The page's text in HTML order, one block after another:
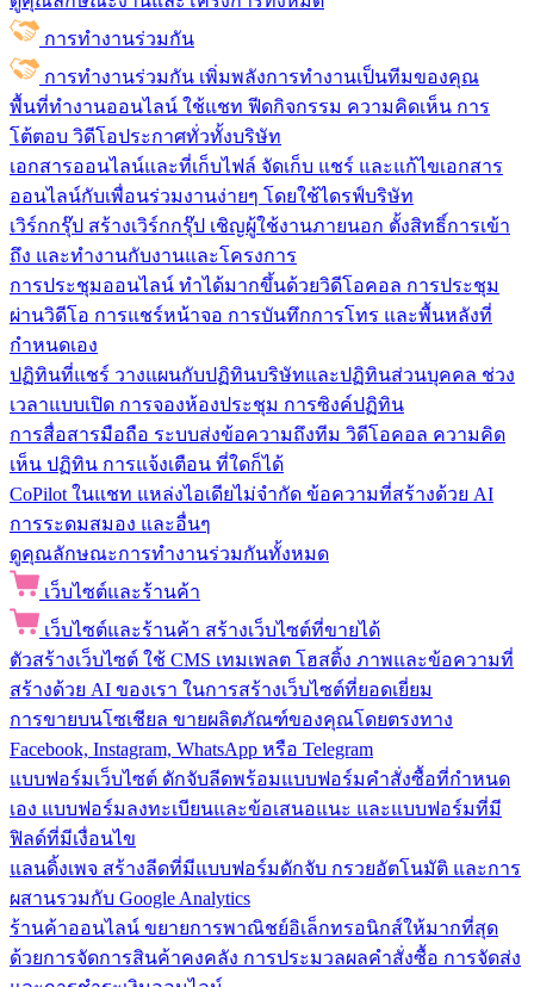
การทำงานร่วมกัน
การทำงานร่วมกัน เพิ่มพลังการทำงานเป็นทีมของคุณ
พื้นที่ทำงานออนไลน์ ใช้แชท ฟีดกิจกรรม ความคิดเห็น การ
โต้ตอบ วิดีโอประกาศทั่วทั้งบริษัท
เอกสารออนไลน์และที่เก็บไฟล์ จัดเก็บ แชร์ และแก้ไขเอกสาร
ออนไลน์กับเพื่อนร่วมงานง่ายๆ โดยใช้ไดรฟ์บริษัท
เวิร์กกรุ๊ป สร้างเวิร์กกรุ๊ป เชิญผู้ใช้งานภายนอก ตั้งสิทธิ์การเข้า
ถึง และทำงานกับงานและโครงการ
การประชุมออนไลน์ ทำได้มากขึ้นด้วยวิดีโอคอล การประชุม
ผ่านวิดีโอ การแชร์หน้าจอ การบันทึกการโทร และพื้นหลังที่
กำหนดเอง
ปฏิทินที่แชร์ วางแผนกับปฏิทินบริษัทและปฏิทินส่วนบุคคล ช่วง
เวลาแบบเปิด การจองห้องประชุม การซิงค์ปฏิทิน
การสื่อสารมือถือ ระบบส่งข้อความถึงทีม วิดีโอคอล ความคิด
เห็น ปฏิทิน การแจ้งเตือน ที่ใดก็ได้
CoPilot ในแชท แหล่งไอเดียไม่จำกัด ข้อความที่สร้างด้วย AI
การระดมสมอง และอื่นๆ
ดูคุณลักษณะการทำงานร่วมกันทั้งหมด
เว็บไซต์และร้านค้า
เว็บไซต์และร้านค้า สร้างเว็บไซต์ที่ขายได้
ตัวสร้างเว็บไซต์ ใช้ CMS เทมเพลต โฮสติ้ง ภาพและข้อความที่
สร้างด้วย AI ของเรา ในการสร้างเว็บไซต์ที่ยอดเยี่ยม
การขายบนโซเชียล ขายผลิตภัณฑ์ของคุณโดยตรงทาง
Facebook, Instagram, WhatsApp หรือ Telegram
แบบฟอร์มเว็บไซต์ ดักจับลีดพร้อมแบบฟอร์มคำสั่งซื้อที่กำหนด
เอง แบบฟอร์มลงทะเบียนและข้อเสนอแนะ และแบบฟอร์มที่มี
ฟิลด์ที่มีเงื่อนไข
แลนดิ้งเพจ สร้างลีดที่มีแบบฟอร์มดักจับ กรวยอัตโนมัติ และการ
ผสานรวมกับ Google Analytics
ร้านค้าออนไลน์ ขยายการพาณิชย์อิเล็กทรอนิกส์ให้มากที่สุด
ด้วยการจัดการสินค้าคงคลัง การประมวลผลคำสั่งซื้อ การจัดส่ง